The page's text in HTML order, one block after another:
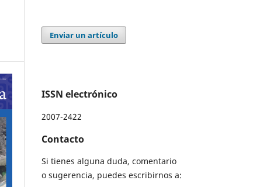
Enviar un artículo
ISSN electrónico
2007-2422
Contacto
Si tienes alguna duda, comentario
o sugerencia, puedes escribirnos a: